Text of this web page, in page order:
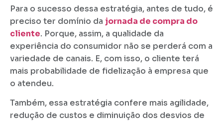
Para o sucesso dessa estratégia, antes de tudo, é
preciso ter domínio da jornada de compra do
cliente. Porque, assim, a qualidade da
experiência do consumidor não se perderá com a
variedade de canais. E, com isso, o cliente terá
mais probabilidade de fidelização à empresa que
o atendeu.
Também, essa estratégia confere mais agilidade,
redução de custos e diminuição dos desvios de